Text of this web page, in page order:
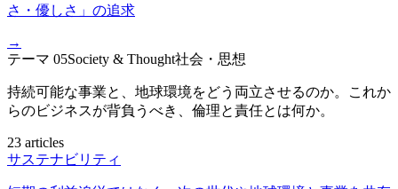
さ・優しさ」の追求
→
テーマ 05Society & Thought社会・思想
持続可能な事業と、地球環境をどう両立させるのか。これか
らのビジネスが背負うべき、倫理と責任とは何か。
23 articles
サステナビリティ